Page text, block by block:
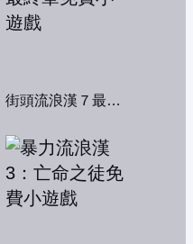
街頭流浪漢７最終章